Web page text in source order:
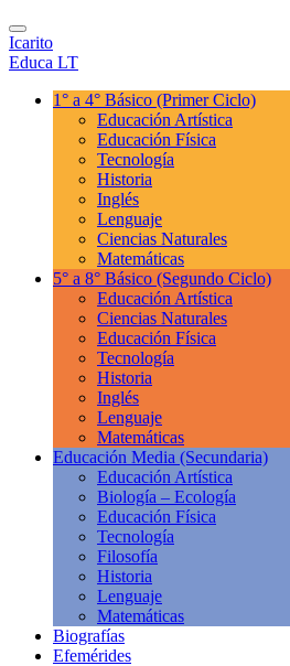
Icarito
Educa LT
1° a 4° Básico (Primer Ciclo)
Educación Artística
Educación Física
Tecnología
Historia
Inglés
Lenguaje
Ciencias Naturales
Matemáticas
5° a 8° Básico (Segundo Ciclo)
Educación Artística
Ciencias Naturales
Educación Física
Tecnología
Historia
Inglés
Lenguaje
Matemáticas
Educación Media (Secundaria)
Educación Artística
Biología – Ecología
Educación Física
Tecnología
Filosofía
Historia
Lenguaje
Matemáticas
Biografías
Efemérides